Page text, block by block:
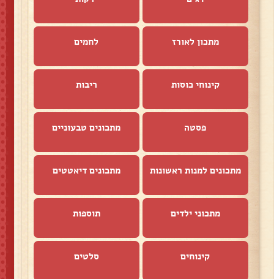
מתכון לאורז לחמים
קינוחי כוסות ריבות
פסטה מתכונים טבעוניים
מתכונים למנות ראשונות מתכונים דיאטטים
מתכוני ילדים תוספות
קינוחים סלטים